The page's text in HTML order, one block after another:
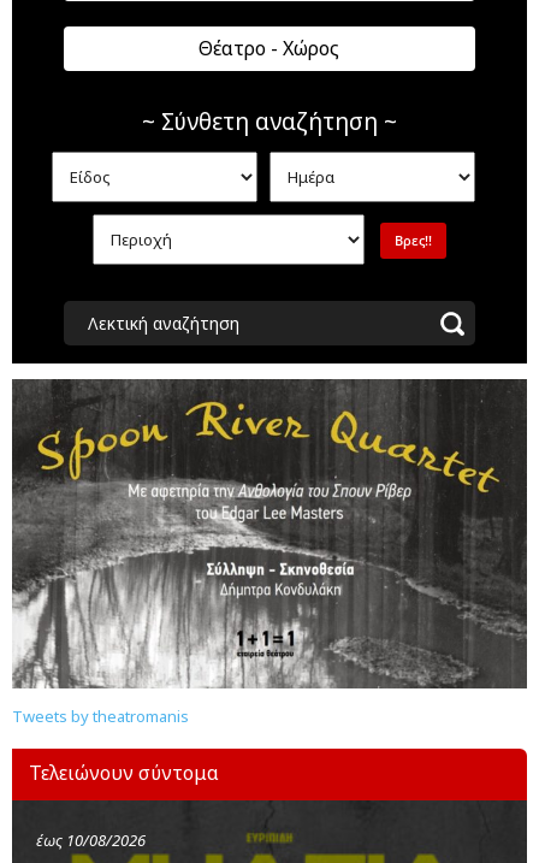
Θέατρο - Χώρος
~ Σύνθετη αναζήτηση ~
Λεκτική αναζήτηση
Tweets by theatromanis
Τελειώνουν σύντομα
έως 10/08/2026